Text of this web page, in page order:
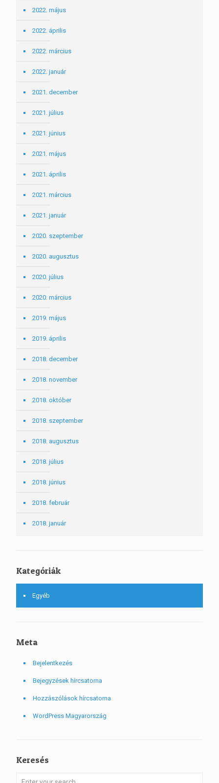
2022. május
2022. április
2022. március
2022. január
2021. december
2021. július
2021. június
2021. május
2021. április
2021. március
2021. január
2020. szeptember
2020. augusztus
2020. július
2020. március
2019. május
2019. április
2018. december
2018. november
2018. október
2018. szeptember
2018. augusztus
2018. július
2018. június
2018. február
2018. január
Kategóriák
Egyéb
Meta
Bejelentkezés
Bejegyzések hírcsatorna
Hozzászólások hírcsatorna
WordPress Magyarország
Keresés